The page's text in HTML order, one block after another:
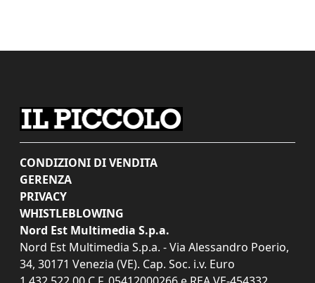
CONDIZIONI DI VENDITA
GERENZA
PRIVACY
WHISTLEBLOWING
Nord Est Multimedia S.p.a.
Nord Est Multimedia S.p.a. - Via Alessandro Poerio,
34, 30171 Venezia (VE). Cap. Soc. i.v. Euro